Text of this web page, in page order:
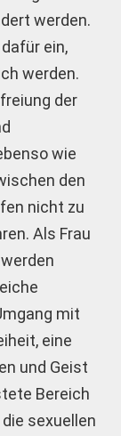
werden.
ein,
werden.
der
wie
den
nicht zu
Als Frau
mit
eine
und Geist
Bereich
sexuellen